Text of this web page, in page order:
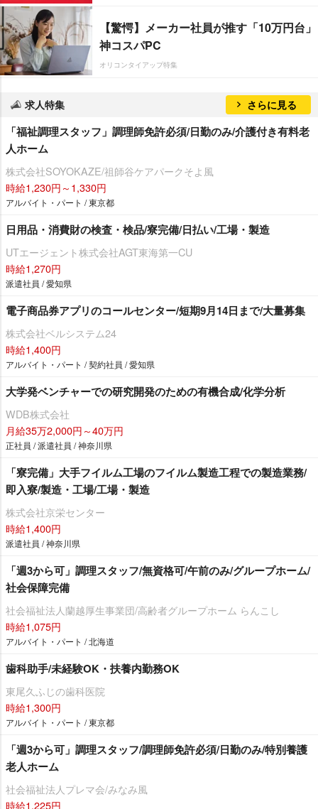
【驚愕】メーカー社員が推す「10万円台」
神コスパPC
オリコンタイアップ特集
求人特集 さらに見る
「福祉調理スタッフ」調理師免許必須/日勤のみ/介護付き有料老
人ホーム
株式会社SOYOKAZE/祖師谷ケアパークそよ風
時給1,230円～1,330円
アルバイト・パート / 東京都
日用品・消費財の検査・検品/寮完備/日払い/工場・製造
UTエージェント株式会社AGT東海第一CU
時給1,270円
派遣社員 / 愛知県
電子商品券アプリのコールセンター/短期9月14日まで/大量募集
株式会社ベルシステム24
時給1,400円
アルバイト・パート / 契約社員 / 愛知県
大学発ベンチャーでの研究開発のための有機合成/化学分析
WDB株式会社
月給35万2,000円～40万円
正社員 / 派遣社員 / 神奈川県
「寮完備」大手フイルム工場のフイルム製造工程での製造業務/
即入寮/製造・工場/工場・製造
株式会社京栄センター
時給1,400円
派遣社員 / 神奈川県
「週3から可」調理スタッフ/無資格可/午前のみ/グループホーム/
社会保障完備
社会福祉法人蘭越厚生事業団/高齢者グループホーム らんこし
時給1,075円
アルバイト・パート / 北海道
歯科助手/未経験OK・扶養内勤務OK
東尾久ふじの歯科医院
時給1,300円
アルバイト・パート / 東京都
「週3から可」調理スタッフ/調理師免許必須/日勤のみ/特別養護
老人ホーム
社会福祉法人プレマ会/みなみ風
時給1,225円